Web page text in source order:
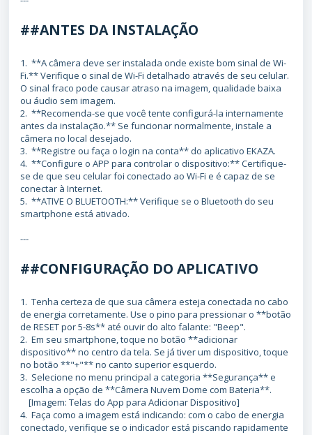
##ANTES DA INSTALAÇÃO
1. **A câmera deve ser instalada onde existe bom sinal de Wi-
Fi.** Verifique o sinal de Wi-Fi detalhado através de seu celular.
O sinal fraco pode causar atraso na imagem, qualidade baixa
ou áudio sem imagem.
2. **Recomenda-se que você tente configurá-la internamente
antes da instalação.** Se funcionar normalmente, instale a
câmera no local desejado.
3. **Registre ou faça o login na conta** do aplicativo EKAZA.
4. **Configure o APP para controlar o dispositivo:** Certifique-
se de que seu celular foi conectado ao Wi-Fi e é capaz de se
conectar à Internet.
5. **ATIVE O BLUETOOTH:** Verifique se o Bluetooth do seu
smartphone está ativado.
---
##CONFIGURAÇÃO DO APLICATIVO
1. Tenha certeza de que sua câmera esteja conectada no cabo
de energia corretamente. Use o pino para pressionar o **botão
de RESET por 5-8s** até ouvir do alto falante: "Beep".
2. Em seu smartphone, toque no botão **adicionar
dispositivo** no centro da tela. Se já tiver um dispositivo, toque
no botão **"+"** no canto superior esquerdo.
3. Selecione no menu principal a categoria **Segurança** e
escolha a opção de **Câmera Nuvem Dome com Bateria**.
[Imagem: Telas do App para Adicionar Dispositivo]
4. Faça como a imagem está indicando: com o cabo de energia
conectado, verifique se o indicador está piscando rapidamente